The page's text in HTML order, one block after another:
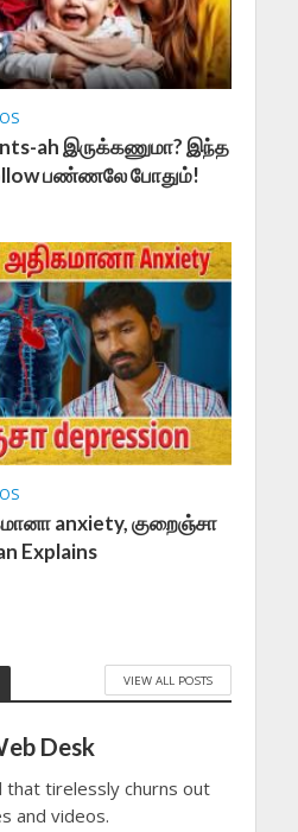
ah இருக்கணுமா? இந்த
பண்ணலே போதும்!
anxiety, குறைஞ்சா
Explains
VIEW ALL POSTS
Desk
that tirelessly churns out
and videos.